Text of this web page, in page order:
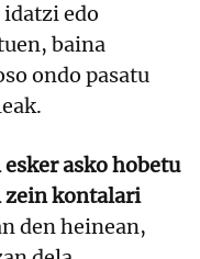
edo
baina
ondo pasatu
asko hobetu
zein kontalari
den heinean,